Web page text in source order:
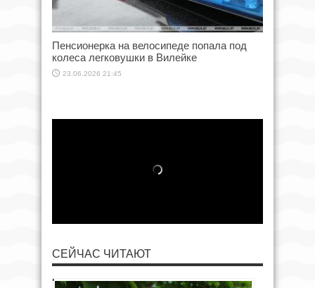
Пенсионерка на велосипеде попала под
колеса легковушки в Вилейке
23.06.2026 21:45
СЕЙЧАС ЧИТАЮТ